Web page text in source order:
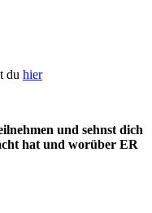
du hier
und sehnst dich
hat und worüber ER